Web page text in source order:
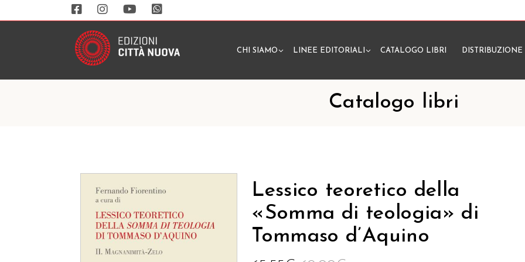
CHI SIAMO LINEE EDITORIALI CATALOGO LIBRI DISTRIBUZIONE
Catalogo libri
Lessico teoretico della
«Somma di teologia» di
Tommaso d’Aquino